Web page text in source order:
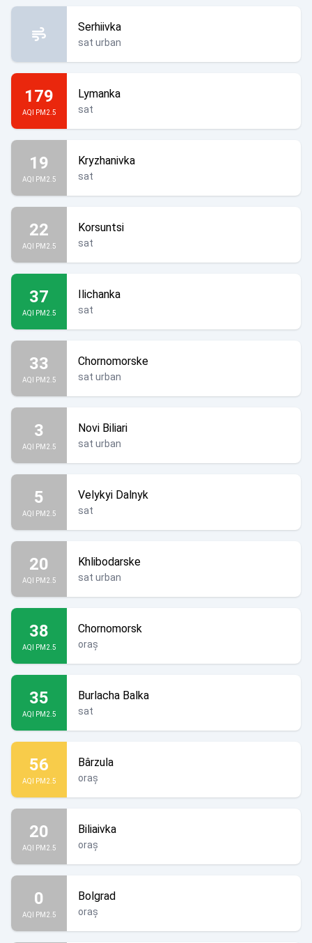
Serhiivka
sat urban
179
AQI PM2.5
Lymanka
sat
19
AQI PM2.5
Kryzhanivka
sat
22
AQI PM2.5
Korsuntsi
sat
37
AQI PM2.5
Ilichanka
sat
33
AQI PM2.5
Chornomorske
sat urban
3
AQI PM2.5
Novi Biliari
sat urban
5
AQI PM2.5
Velykyi Dalnyk
sat
20
AQI PM2.5
Khlibodarske
sat urban
38
AQI PM2.5
Chornomorsk
oraș
35
AQI PM2.5
Burlacha Balka
sat
56
AQI PM2.5
Bârzula
oraș
20
AQI PM2.5
Biliaivka
oraș
0
AQI PM2.5
Bolgrad
oraș